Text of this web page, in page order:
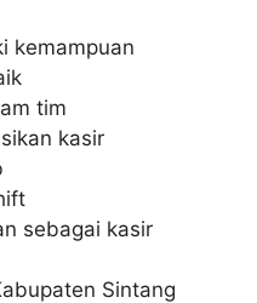
kemampuan
tim
kasir
sebagai kasir
Sintang